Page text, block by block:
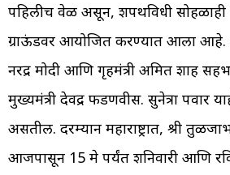
पहिलीच वेळ असून, शपथविधी सोहळाही
ग्राऊंडवर आयोजित करण्यात आला आहे.
नरेंद्र मोदी आणि गृहमंत्री अमित शाह
मुख्यमंत्री देवेंद्र फडणवीस. सुनेत्रा पवार
असतील. दरम्यान महाराष्ट्रात, श्री
आजपासून 15 मे पर्यंत शनिवारी आणि